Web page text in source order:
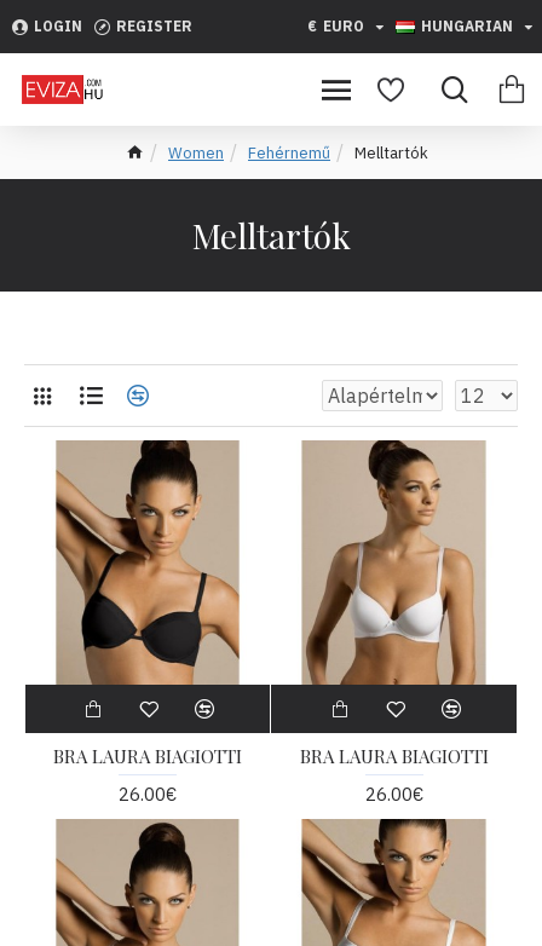
LOGIN REGISTER € EURO HUNGARIAN
Women Fehérnemű Melltartók
Melltartók
BRA LAURA BIAGIOTTI
26.00€
BRA LAURA BIAGIOTTI
26.00€